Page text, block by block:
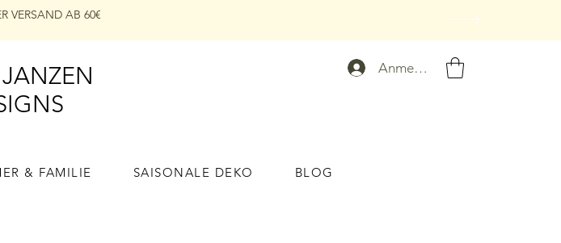
VERSAND AB 60€
Anmelden
& FAMILIE SAISONALE DEKO BLOG